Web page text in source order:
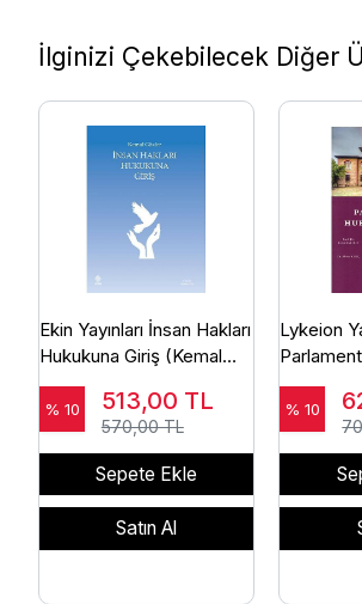
İlginizi Çekebilecek Diğer
Ekin Yayınları İnsan Hakları
Hukukuna Giriş (Kemal
Gözler)
% 10 513,00 TL
570,00 TL
Sepete Ekle
Satın Al
Lykeion
Giriş Fahri
Faruk
Ergül /
% 10